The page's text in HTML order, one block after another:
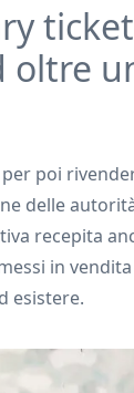
oltre
poi
delle
recepita
in
esistere.